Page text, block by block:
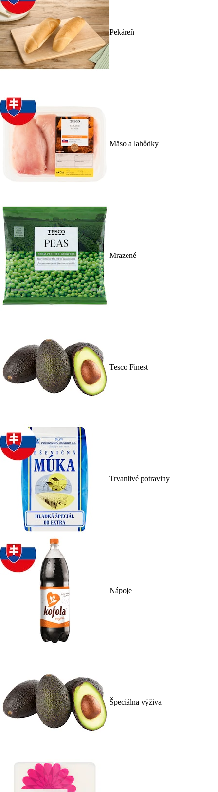
Pekáreň
Mäso a lahôdky
Mrazené
Tesco Finest
Trvanlivé potraviny
Nápoje
Špeciálna výživa